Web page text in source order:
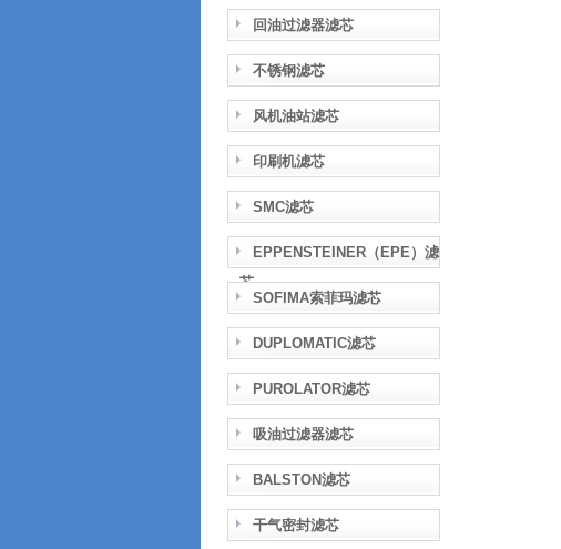
回油过滤器滤芯
不锈钢滤芯
风机油站滤芯
印刷机滤芯
SMC滤芯
EPPENSTEINER（EPE）滤
芯
SOFIMA索菲玛滤芯
DUPLOMATIC滤芯
PUROLATOR滤芯
吸油过滤器滤芯
BALSTON滤芯
干气密封滤芯